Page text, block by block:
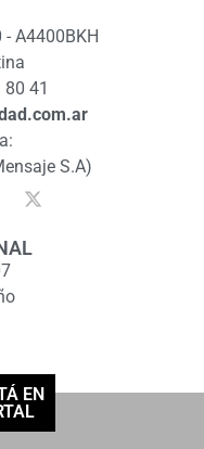
A4400BKH
41
S.A)
EN